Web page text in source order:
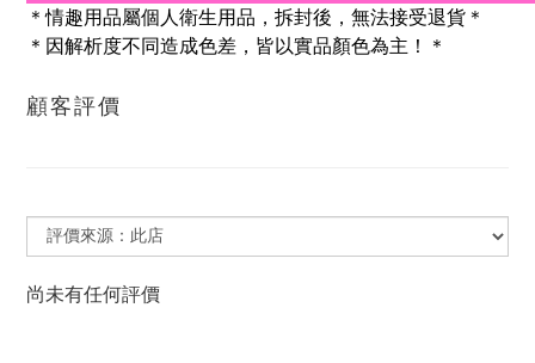
＊情趣用品屬個人衛生用品，拆封後，無法接受退貨＊
＊因解析度不同造成色差，皆以實品顏色為主！＊
顧客評價
尚未有任何評價